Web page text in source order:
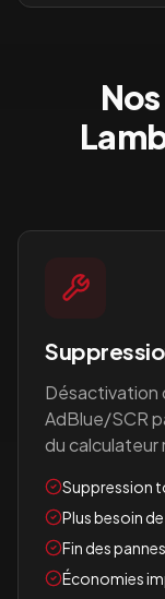
Désactivation
AdBlue/SCR
du calculateur
Suppression
Plus besoin
Fin des
Économies